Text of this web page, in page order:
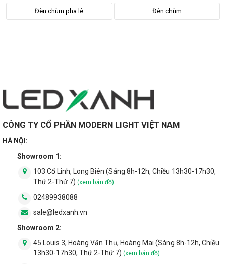
Đèn chùm pha lê Đèn chùm
CÔNG TY CỔ PHẦN MODERN LIGHT VIỆT NAM
HÀ NỘI:
Showroom 1:
103 Cổ Linh, Long Biên (Sáng 8h-12h, Chiều 13h30-17h30,
Thứ 2-Thứ 7) (xem bản đồ)
02489938088
sale@ledxanh.vn
Showroom 2:
45 Louis 3, Hoàng Văn Thụ, Hoàng Mai (Sáng 8h-12h, Chiều
13h30-17h30, Thứ 2-Thứ 7) (xem bản đồ)